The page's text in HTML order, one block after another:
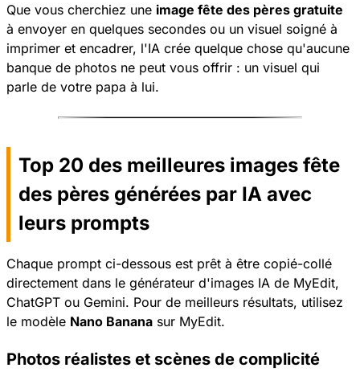
Que vous cherchiez une image fête des pères gratuite
à envoyer en quelques secondes ou un visuel soigné à
imprimer et encadrer, l'IA crée quelque chose qu'aucune
banque de photos ne peut vous offrir : un visuel qui
parle de votre papa à lui.
Top 20 des meilleures images fête
des pères générées par IA avec
leurs prompts
Chaque prompt ci-dessous est prêt à être copié-collé
directement dans le générateur d'images IA de MyEdit,
ChatGPT ou Gemini. Pour de meilleurs résultats, utilisez
le modèle Nano Banana sur MyEdit.
Photos réalistes et scènes de complicité